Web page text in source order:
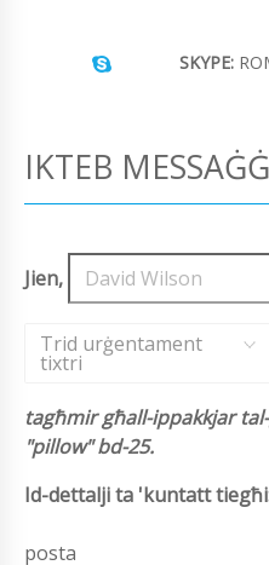
SKYPE:
IKTEB
Jien,
Trid urġentament
tixtri
tagħmir għall-ippakkjar
"pillow" bd-25.
Id-dettalji ta 'kuntatt
posta